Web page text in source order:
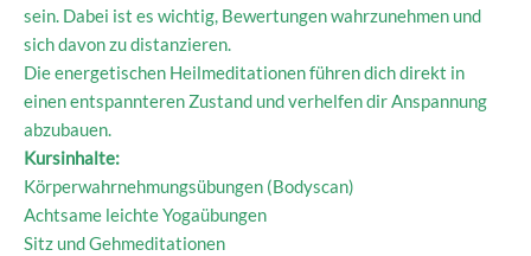
sein. Dabei ist es wichtig, Bewertungen wahrzunehmen und
sich davon zu distanzieren.
Die energetischen Heilmeditationen führen dich direkt in
einen entspannteren Zustand und verhelfen dir Anspannung
abzubauen.
Kursinhalte:
Körperwahrnehmungsübungen (Bodyscan)
Achtsame leichte Yogaübungen
Sitz und Gehmeditationen